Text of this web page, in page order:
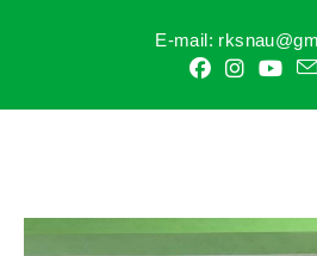
E-mail: